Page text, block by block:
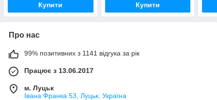
Купити Купити
Про нас
99% позитивних з 1141 відгука за рік
Працює з 13.06.2017
м. Луцьк
Івана Франка 53, Луцьк, Україна